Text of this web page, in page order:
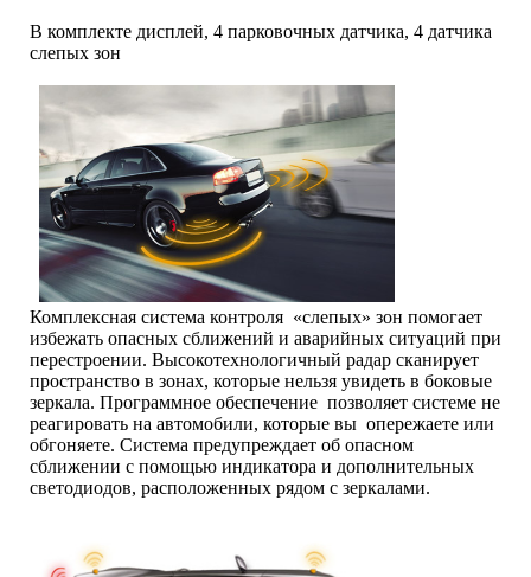
В комплекте дисплей, 4 парковочных датчика, 4 датчика
слепых зон
Комплексная система контроля «слепых» зон помогает
избежать опасных сближений и аварийных ситуаций при
перестроении. Высокотехнологичный радар сканирует
пространство в зонах, которые нельзя увидеть в боковые
зеркала. Программное обеспечение позволяет системе не
реагировать на автомобили, которые вы опережаете или
обгоняете. Система предупреждает об опасном
сближении с помощью индикатора и дополнительных
светодиодов, расположенных рядом с зеркалами.